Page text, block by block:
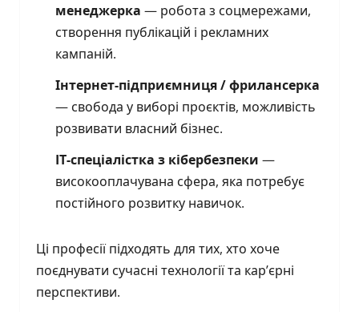
менеджерка — робота з соцмережами,
створення публікацій і рекламних
кампаній.
Інтернет-підприємниця / фрилансерка
— свобода у виборі проєктів, можливість
розвивати власний бізнес.
IT-спеціалістка з кібербезпеки —
високооплачувана сфера, яка потребує
постійного розвитку навичок.
Ці професії підходять для тих, хто хоче
поєднувати сучасні технології та кар’єрні
перспективи.